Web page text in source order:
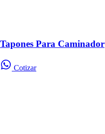
Tapones Para Caminador
Cotizar